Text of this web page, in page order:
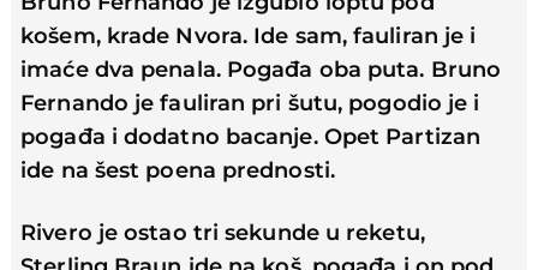
košem, krade Nvora. Ide sam, fauliran je i
imaće dva penala. Pogađa oba puta. Bruno
Fernando je fauliran pri šutu, pogodio je i
pogađa i dodatno bacanje. Opet Partizan
ide na šest poena prednosti.
Rivero je ostao tri sekunde u reketu,